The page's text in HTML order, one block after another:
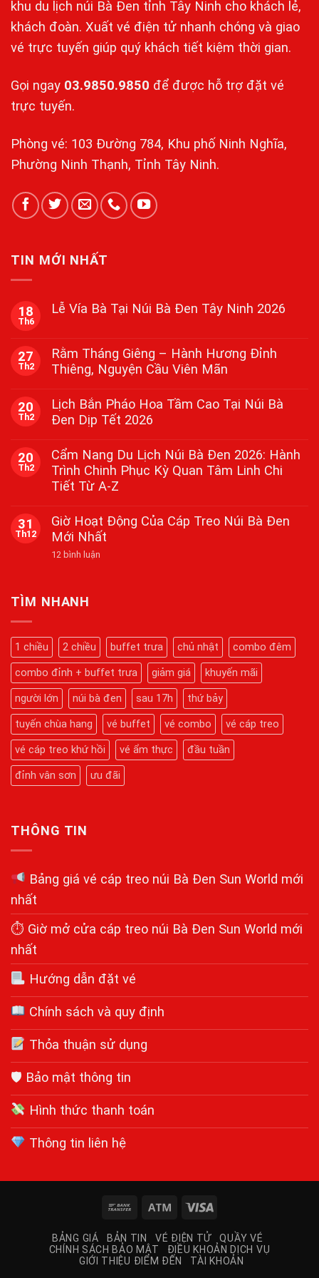
khu du lịch núi Bà Đen tỉnh Tây Ninh cho khách lẻ,
khách đoàn. Xuất vé điện tử nhanh chóng và giao
vé trực tuyến giúp quý khách tiết kiệm thời gian.
Gọi ngay 03.9850.9850 để được hỗ trợ đặt vé
trực tuyến.
Phòng vé: 103 Đường 784, Khu phố Ninh Nghĩa,
Phường Ninh Thạnh, Tỉnh Tây Ninh.
TIN MỚI NHẤT
18
Th6
Lễ Vía Bà Tại Núi Bà Đen Tây Ninh 2026
bình
luận
ở
Bà
Tại
Núi
Tây
Ninh
2026
27
Th2
Rằm Tháng Giêng – Hành Hương Đỉnh
Thiêng, Nguyện Cầu Viên Mãn
có
bình
luận
Tháng
Giêng
Hành
Hương
Thiêng,
Nguyện
Cầu
Mãn
20
Th2
Lịch Bắn Pháo Hoa Tầm Cao Tại Núi Bà
Đen Dịp Tết 2026
có
bình
luận
ở
Lịch
Hoa
Tầm
Cao
Tại
Dịp
Tết
20
Th2
Cẩm Nang Du Lịch Núi Bà Đen 2026: Hành
Trình Chinh Phục Kỳ Quan Tâm Linh Chi
Tiết Từ A-Z
có
bình
luận
Cẩm
Núi
Bà
Hành
Trình
Chinh
Phục
Kỳ
Quan
Tâm
Linh
Chi
Tiết
Từ
A-
31
Th12
Giờ Hoạt Động Của Cáp Treo Núi Bà Đen
Mới Nhất
12 bình luận
Bà
Đen
Mới
Nhất
TÌM NHANH
1 chiều 2 chiều buffet trưa chủ nhật
combo đêm
combo đỉnh + buffet trưa
giảm giá
khuyến mãi
người lớn
núi bà đen sau 17h
thứ bảy
tuyến chùa hang
vé buffet vé combo
vé cáp treo
vé cáp treo khứ hồi
vé ẩm thực
đầu tuần
đỉnh vân sơn
ưu đãi
THÔNG TIN
Bảng giá vé cáp treo núi Bà Đen Sun World mới
nhất
⏱ Giờ mở cửa cáp treo núi Bà Đen Sun World mới
nhất
Hướng dẫn đặt vé
Chính sách và quy định
Thỏa thuận sử dụng
🛡 Bảo mật thông tin
Hình thức thanh toán
Thông tin liên hệ
Bank
Atm Visa
BẢNG GIÁ BẢN TIN VÉ ĐIỆN TỬ
QUẦY VÉ
CHÍNH SÁCH BẢO MẬT
ĐIỀU KHOẢN DỊCH VỤ
GIỚI THIỆU ĐIỂM ĐẾN
TÀI KHOẢN